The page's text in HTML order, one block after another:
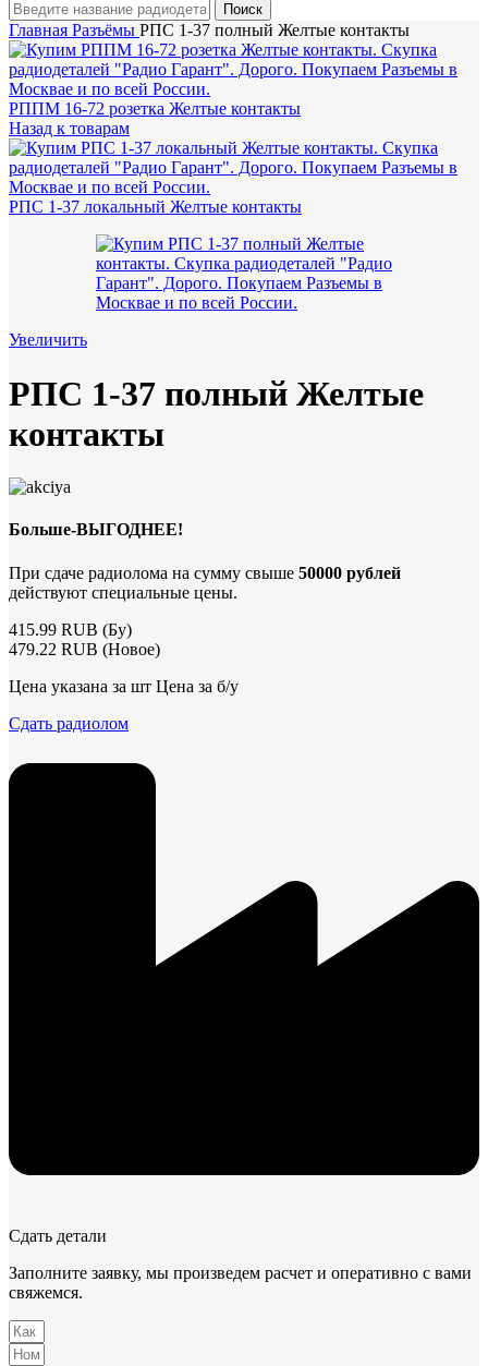
Поиск
Главная Разъёмы РПС 1-37 полный Желтые контакты
РППМ 16-72 розетка Желтые контакты
Назад к товарам
РПС 1-37 локальный Желтые контакты
Увеличить
РПС 1-37 полный Желтые
контакты
Больше-ВЫГОДНЕЕ!
При сдаче радиолома на сумму свыше 50000 рублей
действуют специальные цены.
415.99 RUB (Бу)
479.22 RUB (Новое)
Цена указана за шт Цена за б/у
Сдать радиолом
Сдать детали
Заполните заявку, мы произведем расчет и оперативно с вами
свяжемся.